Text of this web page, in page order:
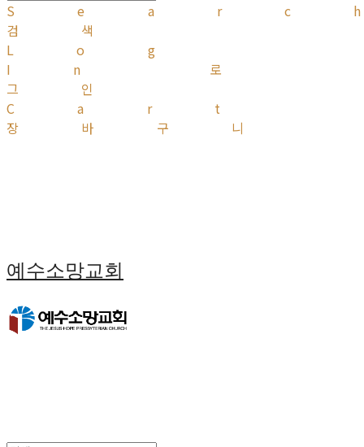
검색
Log
In
로
그인
Cart
장바구니
예수소망교회